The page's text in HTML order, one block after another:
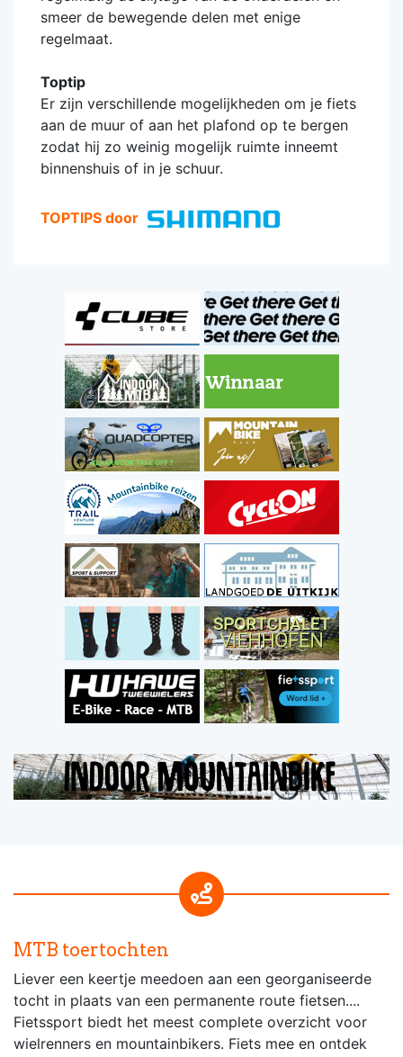
smeer de bewegende delen met enige
regelmaat.
Toptip
Er zijn verschillende mogelijkheden om je fiets
aan de muur of aan het plafond op te bergen
zodat hij zo weinig mogelijk ruimte inneemt
binnenshuis of in je schuur.
TOPTIPS door
MTB toertochten
Liever een keertje meedoen aan een georganiseerde
tocht in plaats van een permanente route fietsen....
Fietssport biedt het meest complete overzicht voor
wielrenners en mountainbikers. Fiets mee en ontdek